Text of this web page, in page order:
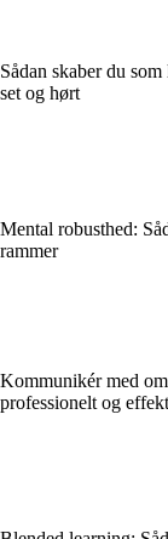
Sådan skaber du
set og hørt
Mental robusthed:
rammer
Kommunikér med
professionelt og